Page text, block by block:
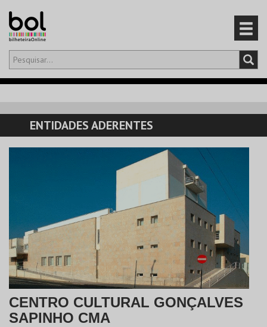
Olá,iniciar sessão
CARRINHO
EVENTOS
ENTIDADES ADERENTES
CENTRO CULTURAL GONÇALVES
SAPINHO CMA